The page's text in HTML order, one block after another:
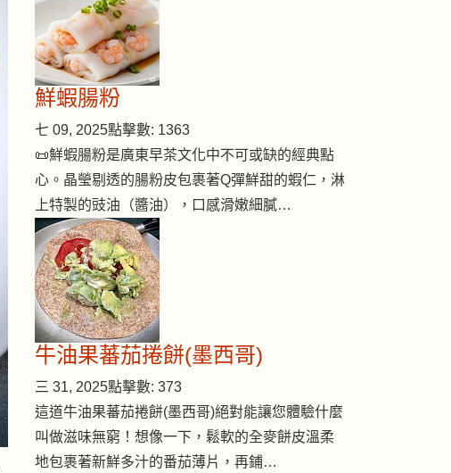
鮮蝦腸粉
七 09, 2025點擊數: 1363
📜鮮蝦腸粉是廣東早茶文化中不可或缺的經典點
心。晶瑩剔透的腸粉皮包裹著Q彈鮮甜的蝦仁，淋
上特製的豉油（醬油），口感滑嫩細膩…
牛油果蕃茄捲餅(墨西哥)
三 31, 2025點擊數: 373
這道牛油果蕃茄捲餅(墨西哥)絕對能讓您體驗什麼
叫做滋味無窮！想像一下，鬆軟的全麥餅皮溫柔
地包裹著新鮮多汁的番茄薄片，再鋪…